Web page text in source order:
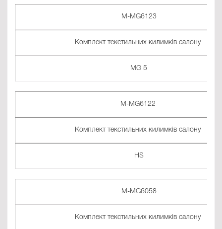
M-MG6123
Комплект текстильних килимків салону
MG 5
M-MG6122
Комплект текстильних килимків салону
HS
M-MG6058
Комплект текстильних килимків салону